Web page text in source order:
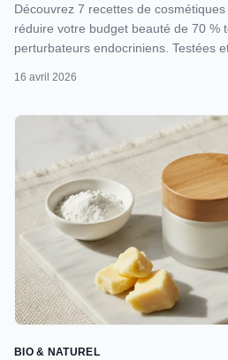
Découvrez 7 recettes de
réduire votre budget beauté de 70 %
perturbateurs endocriniens. Testées
16 avril 2026
BIO & NATUREL